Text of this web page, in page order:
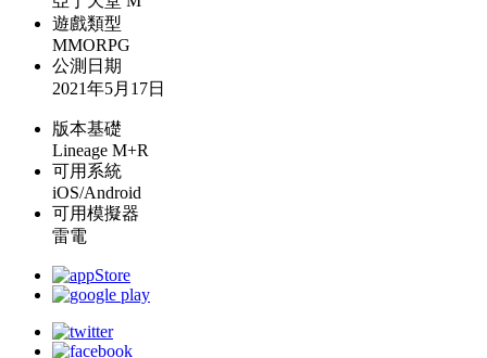
遊戲類型
MMORPG
公測日期
2021年5月17日
版本基礎
Lineage M+R
可用系統
iOS/Android
可用模擬器
雷電